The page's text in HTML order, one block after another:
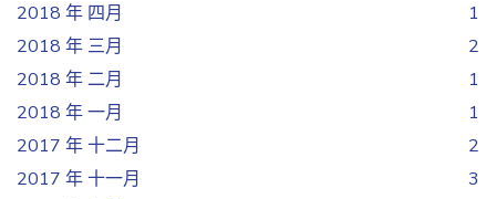
2018 年 四月
1
2018 年 三月
2
2018 年 二月
1
2018 年 一月
1
2017 年 十二月
2
2017 年 十一月
3